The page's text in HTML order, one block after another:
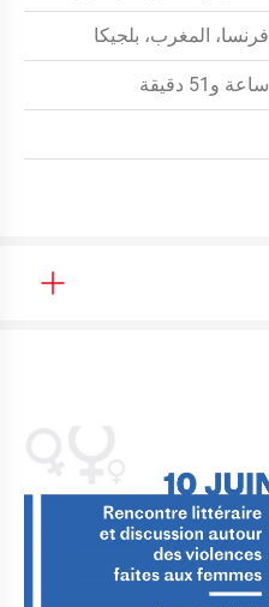
فرنسا، المغرب، بلجيكا
ساعة و51 دقيقة